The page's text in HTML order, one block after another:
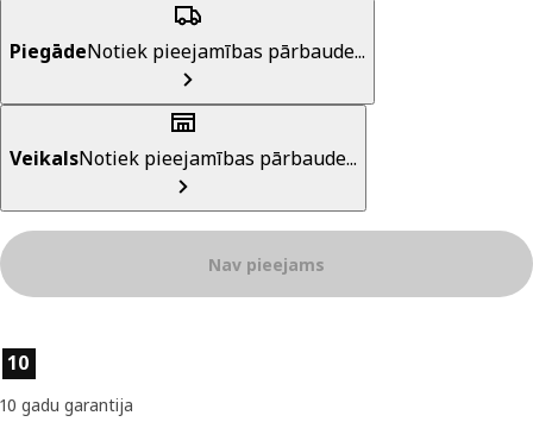
PiegādeNotiek pieejamības pārbaude...
VeikalsNotiek pieejamības pārbaude...
Nav pieejams
Preces īpašības
10
10 gadu garantija